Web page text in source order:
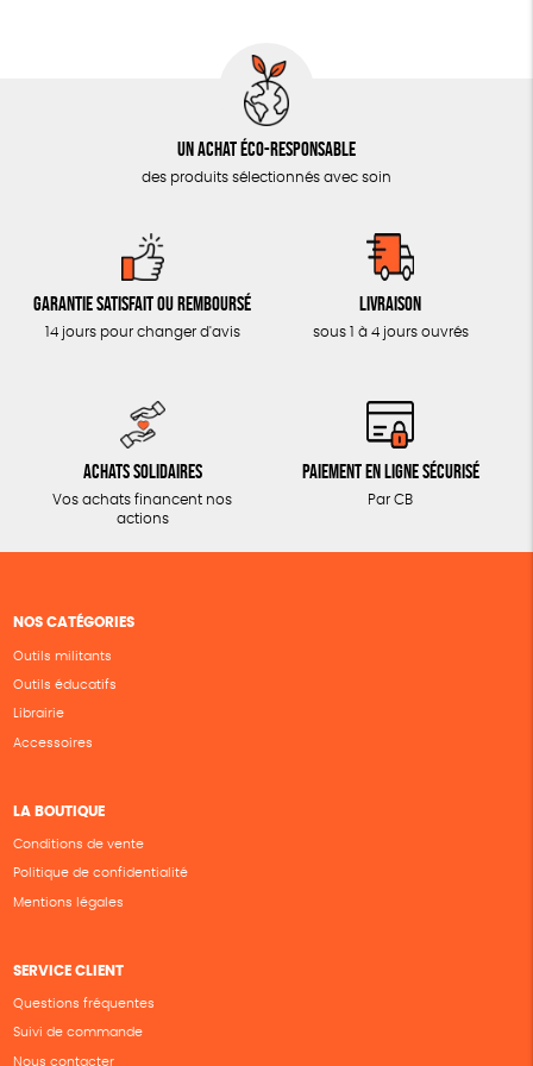
CUISINE / NUTRITION
ACCESSOIRES
Un achat éco-responsable
des produits sélectionnés avec soin
Garantie satisfait ou remboursé
14 jours pour changer d'avis
Livraison
sous 1 à 4 jours ouvrés
Achats solidaires
Vos achats financent nos
actions
Paiement en ligne sécurisé
Par CB
NOS CATÉGORIES
Outils militants
Outils éducatifs
Librairie
Accessoires
LA BOUTIQUE
Conditions de vente
Politique de confidentialité
Mentions légales
SERVICE CLIENT
Questions fréquentes
Suivi de commande
Nous contacter